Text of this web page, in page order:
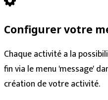
Configurer votre
Chaque activité a la
fin via le menu 'message'
création de votre activité.